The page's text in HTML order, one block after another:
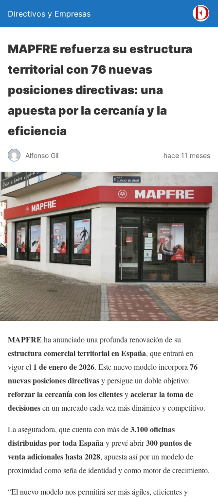
Directivos y Empresas
MAPFRE refuerza su estructura
territorial con 76 nuevas
posiciones directivas: una
apuesta por la cercanía y la
eficiencia
Alfonso Gil hace 11 meses
MAPFRE ha anunciado una profunda renovación de su
estructura comercial territorial en España, que entrará en
vigor el 1 de enero de 2026. Este nuevo modelo incorpora 76
nuevas posiciones directivasy persigue un doble objetivo:
reforzar la cercanía con los clientesyacelerar la toma de
decisionesen un mercado cada vez más dinámico y competitivo.
La aseguradora, que cuenta con más de3.100 oficinas
distribuidas por toda Españay prevé abrir300 puntos de
venta adicionales hasta 2028, apuesta así por un modelo de
proximidad como seña de identidad y como motor de crecimiento.
“El nuevo modelo nos permitirá ser más ágiles, eficientes y